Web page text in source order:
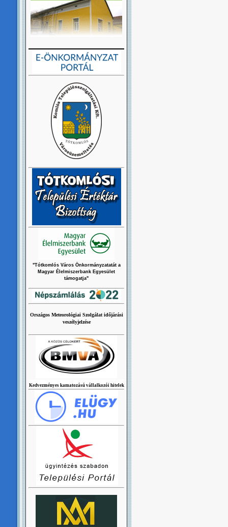
"Tótkomlós Város Önkormányzatatát a
Magyar Élelmiszerbank Egyesület
támogatja"
Országos Meteorológiai Szolgálat időjárási
veszélyjelzése
Kedvezményes kamatozású vállalkozói hitelek